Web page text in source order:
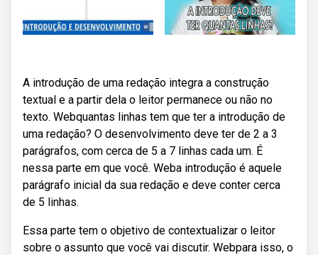
A introdução de uma redação integra a construção
textual e a partir dela o leitor permanece ou não no
texto. Webquantas linhas tem que ter a introdução de
uma redação? O desenvolvimento deve ter de 2 a 3
parágrafos, com cerca de 5 a 7 linhas cada um. É
nessa parte em que você. Weba introdução é aquele
parágrafo inicial da sua redação e deve conter cerca
de 5 linhas.
Essa parte tem o objetivo de contextualizar o leitor
sobre o assunto que você vai discutir. Webpara isso, o